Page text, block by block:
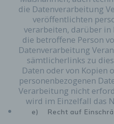
die Datenverarbeitung
veröffentlichten
verarbeiten, darüber in
die betroffene Person
Datenverarbeitung
sämtlicherlinks zu
Daten oder von Kopien
personenbezogenen
Verarbeitung nicht
wird im Einzelfall das
e) Recht auf
Wir bieten den Nutzern
auf der Internetseite
Verantwortlichen
individuelle
Beiträgen zu
einer Internetseite
einsehbares Portal, in
Personen, die Blogger
werden, Artikel
sogenannten Blogposts